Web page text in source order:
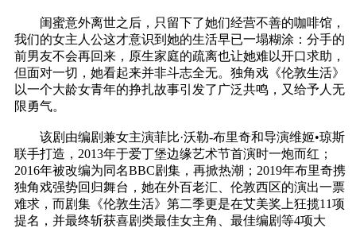
闺蜜意外离世之后，只留下了她们经营不善的咖啡馆，
我们的女主人公这才意识到她的生活早已一塌糊涂：分手的
前男友不会再回来，原生家庭的疏离也让她难以开口求助，
但面对一切，她看起来并非斗志全无。独角戏《伦敦生活》
以一个大龄女青年的挣扎故事引发了广泛共鸣，又给予人无
限勇气。
该剧由编剧兼女主演菲比·沃勒-布里奇和导演维姬•琼斯
联手打造，2013年于爱丁堡边缘艺术节首演时一炮而红；
2016年被改编为同名BBC剧集，再掀热潮；2019年布里奇携
独角戏强势回归舞台，她在外百老汇、伦敦西区的演出一票
难求，而剧集《伦敦生活》第二季更是在艾美奖上狂揽11项
提名，并最终斩获喜剧类最佳女主角、最佳编剧等4项大